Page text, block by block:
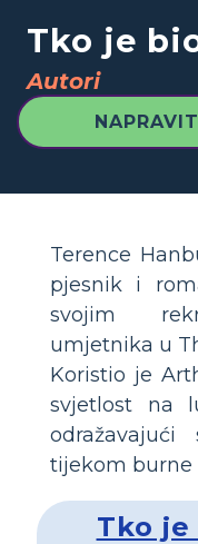
Tko je
Autori
Terence
pjesnik i
svojim
umjetnika u
Koristio je
svjetlost na
tijekom burne
Tko je